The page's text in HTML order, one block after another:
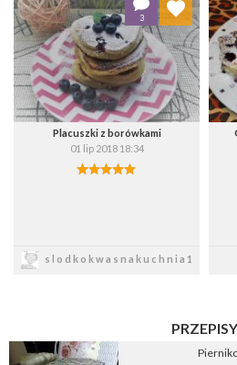
Placuszki z borówkami
01 lip 2018 18:34
slodkokwasnakuchnia1
3
Wybierz listę:
PRZEPISY